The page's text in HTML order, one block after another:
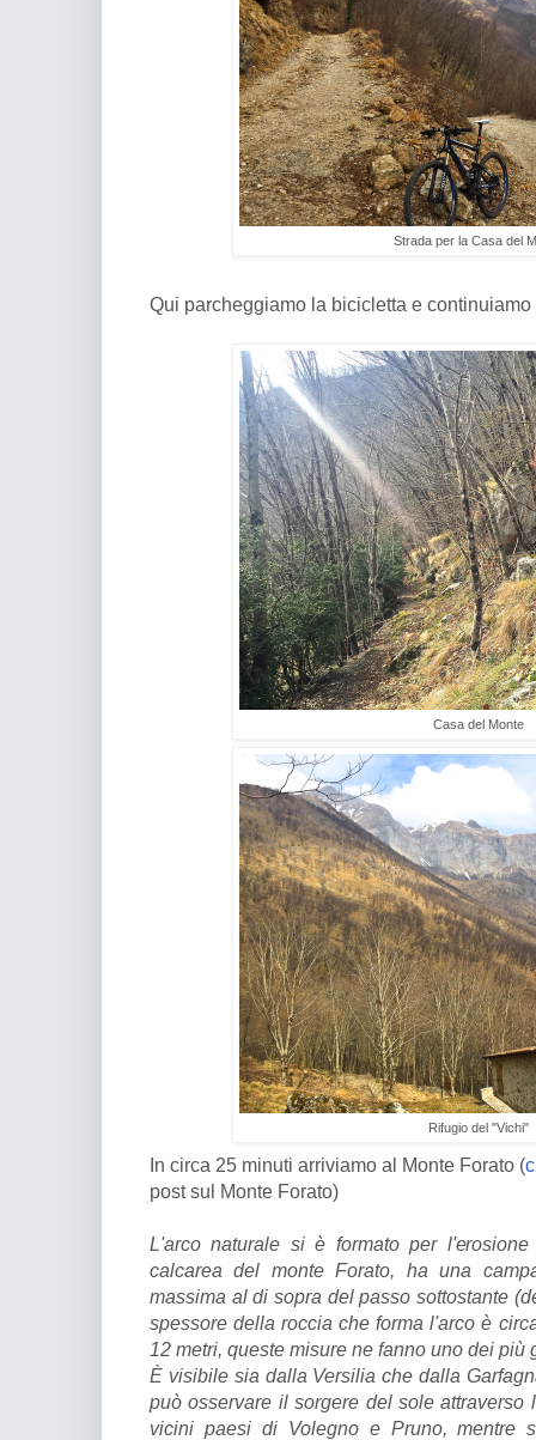
Strada per la Casa del
Qui parcheggiamo la bicicletta e
Casa del Monte
Rifugio del "Vichi"
In circa 25 minuti arriviamo al Monte Forato (
post sul Monte Forato)
L'arco naturale si è formato per
calcarea del monte Forato, ha una
massima al di sopra del passo sottostante
spessore della roccia che forma l'arco è
12 metri, queste misure ne fanno uno dei
È visibile sia dalla Versilia che dalla
può osservare il sorgere del sole
vicini paesi di Volegno e Pruno, mentre